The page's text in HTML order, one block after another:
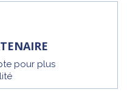
pour plus